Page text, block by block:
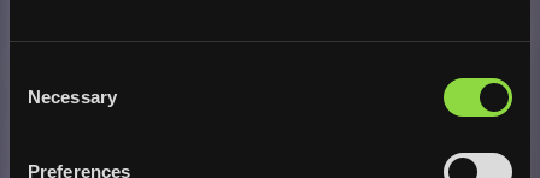
Selection
Necessary
Preferences